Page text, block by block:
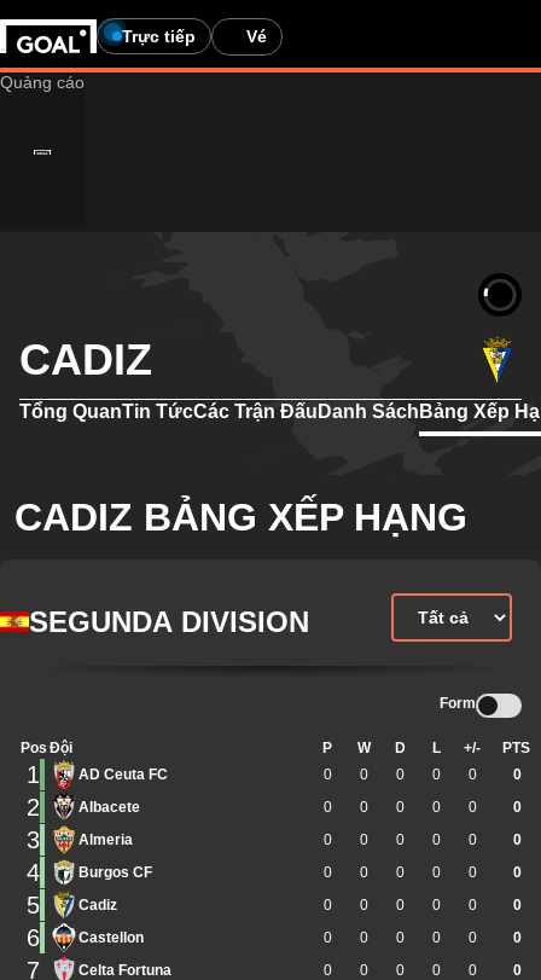
Trực tiếp Vé
CADIZ
Tổng QuanTin TứcCác Trận Đấu Danh Sách Bảng Xếp
CADIZ BẢNG XẾP HẠNG
SEGUNDA DIVISION
Form
Pos Đội P W D L +/- PTS
1 AD Ceuta FC 0 0 0 0 0 0
2 Albacete 0 0 0 0 0 0
3 Almeria 0 0 0 0 0 0
4 Burgos CF 0 0 0 0 0 0
5 Cadiz 0 0 0 0 0 0
6 Castellon 0 0 0 0 0 0
7 Celta Fortuna 0 0 0 0 0 0